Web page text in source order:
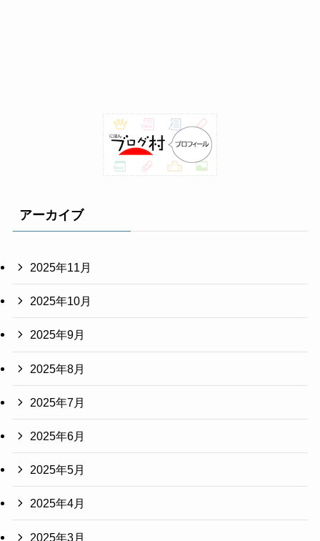
アーカイブ
2025年11月
2025年10月
2025年9月
2025年8月
2025年7月
2025年6月
2025年5月
2025年4月
2025年3月